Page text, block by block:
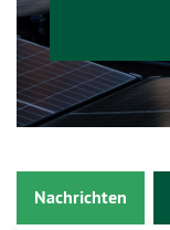
Nachrichten